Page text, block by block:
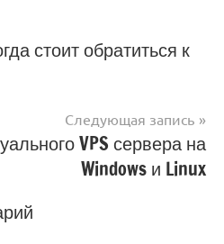
стоит обратиться к
Следующая запись
VPS сервера на
Windows и Linux